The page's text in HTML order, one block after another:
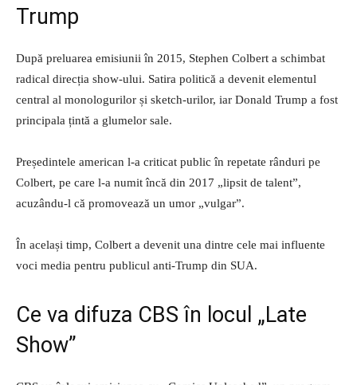
Trump
După preluarea emisiunii în 2015, Stephen Colbert a schimbat
radical direcția show-ului. Satira politică a devenit elementul
central al monologurilor și sketch-urilor, iar Donald Trump a fost
principala țintă a glumelor sale.
Președintele american l-a criticat public în repetate rânduri pe
Colbert, pe care l-a numit încă din 2017 „lipsit de talent”,
acuzându-l că promovează un umor „vulgar”.
În același timp, Colbert a devenit una dintre cele mai influente
voci media pentru publicul anti-Trump din SUA.
Ce va difuza CBS în locul „Late
Show”